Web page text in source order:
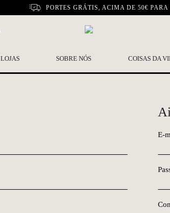
PORTES GRÁTIS, ACIMA DE 50€
LOJAS SOBRE NÓS COISAS DA
E-